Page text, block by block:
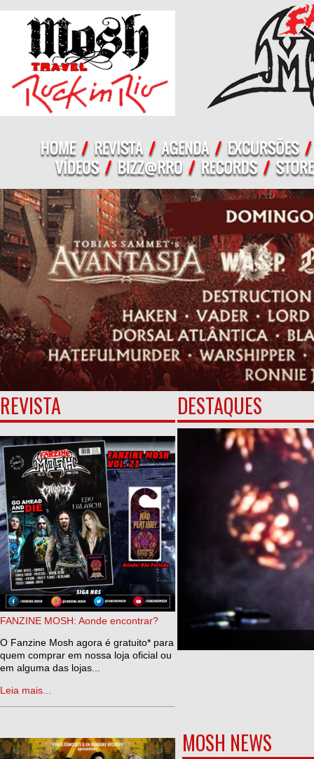
REVISTA
FANZINE MOSH: Aonde encontrar?
O Fanzine Mosh agora é gratuito* para
quem comprar em nossa loja oficial ou
em alguma das lojas...
Leia mais...
DESTAQUES
MOSH NEWS